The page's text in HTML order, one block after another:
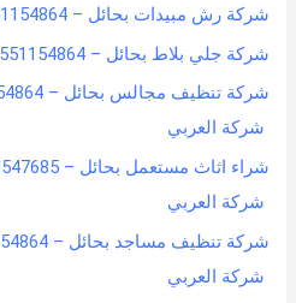
شركة رش مبيدات بحائل – 0551154864 اتصل بنا – شركة العربي
شركة جلي بلاط بحائل – 0551154864 – اتصل بنا – شركة العربي
شركة العربي
شركة العربي
شركة العربي